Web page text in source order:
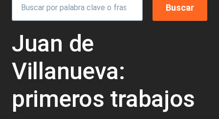
Juan de
Villanueva:
primeros trabajos